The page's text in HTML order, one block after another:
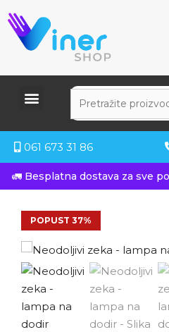
061 673 31 86
🚛 Besplatna dostava za sve
POPUST 37%